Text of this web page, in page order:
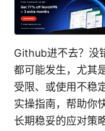
Github进不去？没
都可能发生，尤其
受限、或使用不稳
实操指南，帮助你
长期稳妥的应对策